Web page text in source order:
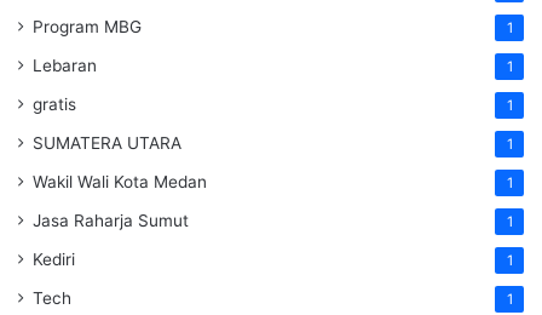
Program MBG 1
Lebaran 1
gratis 1
SUMATERA UTARA 1
Wakil Wali Kota Medan 1
Jasa Raharja Sumut 1
Kediri 1
Tech 1